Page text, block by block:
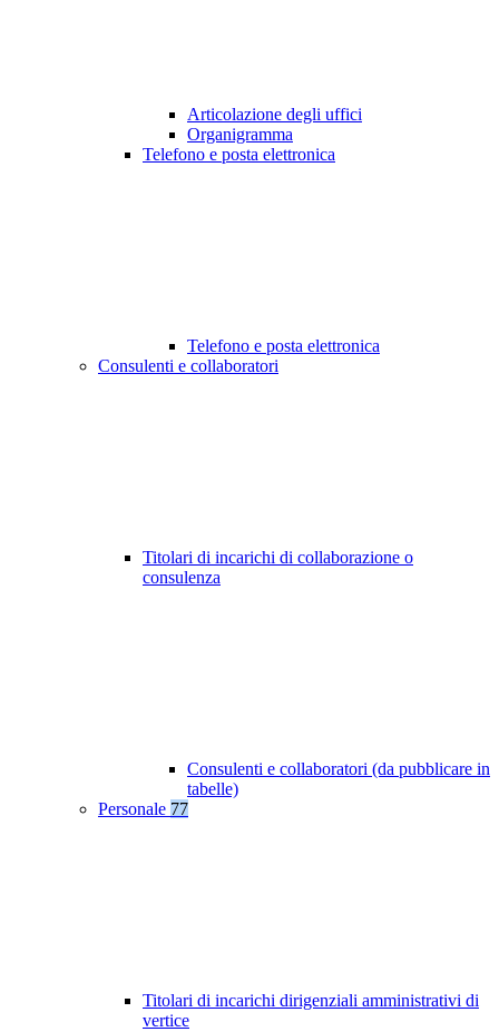
Articolazione degli uffici
Organigramma
Telefono e posta elettronica
Telefono e posta elettronica
Consulenti e collaboratori
Titolari di incarichi di collaborazione o
consulenza
Consulenti e collaboratori (da pubblicare in
tabelle)
Personale 77
Titolari di incarichi dirigenziali amministrativi di
vertice